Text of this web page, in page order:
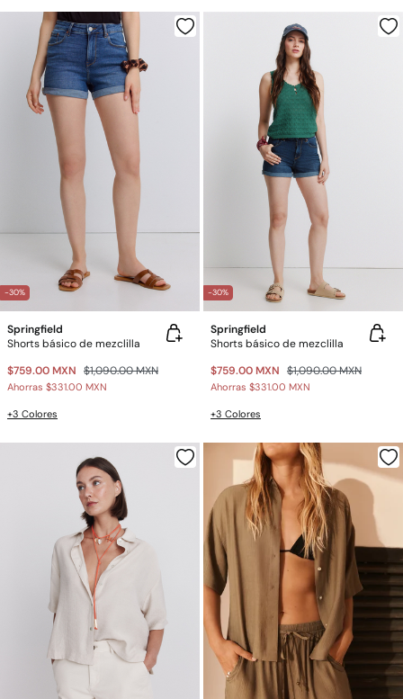
-30%
Springfield
Shorts básico de mezclilla
$759.00 MXN $1,090.00 MXN
Ahorras $331.00 MXN
+3 Colores
-30%
Springfield
Shorts básico de mezclilla
$759.00 MXN $1,090.00 MXN
Ahorras $331.00 MXN
+3 Colores